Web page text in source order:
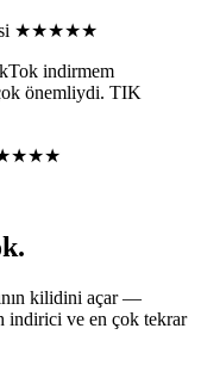
★★★★★
indirmem
önemliydi. TIK
kilidini açar —
indirici ve en çok tekrar